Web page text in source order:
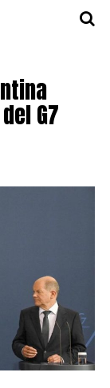
G7